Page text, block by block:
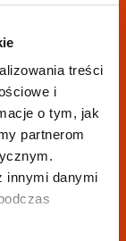
treści
i
o tym, jak
partnerom
innymi danymi